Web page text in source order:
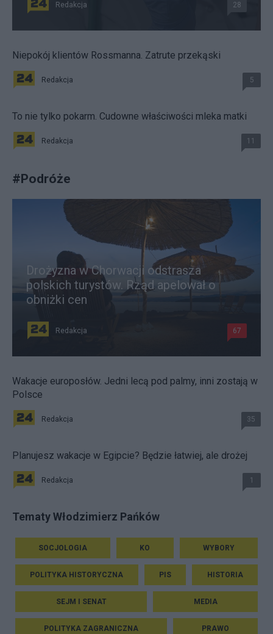
Redakcja 28
Niepokój klientów Rossmanna. Zatrute przekąski
Redakcja 5
To nie tylko pokarm. Cudowne właściwości mleka matki
Redakcja 11
#Podróże
Drożyzna w Chorwacji odstrasza
polskich turystów. Rząd apelował o
obniżki cen
Redakcja 67
Wakacje europosłów. Jedni lecą pod palmy, inni zostają w
Polsce
Redakcja 35
Planujesz wakacje w Egipcie? Będzie łatwiej, ale drożej
Redakcja 1
Tematy Włodzimierz Pańków
SOCJOLOGIA KO WYBORY
POLITYKA HISTORYCZNA PIS HISTORIA
SEJM I SENAT MEDIA
POLITYKA ZAGRANICZNA PRAWO